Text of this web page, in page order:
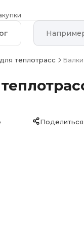
теплотрасс
Поделиться